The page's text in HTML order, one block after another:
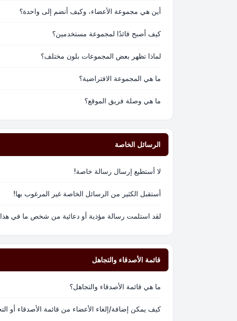
أين هي مجموعة الأعضاء، وكيف أنضم إلى واحدة؟
كيف أصبح قائدًا لمجموعة مستخدمين؟
لماذا تظهر بعض المجموعات بلون مختلف؟
ما هي المجموعة الافتراضية؟
ما هي وصلة فريق الموقع؟
الرسائل الخاصة
لا أستطيع إرسال رسالة خاصة!
أستقبل الكثير من الرسائل الخاصة غير المرغوب بها!
لقد استلمت رسالة مؤذية أو دعائية من شخص ما في هذا
قائمة الأصدقاء والتجاهل
ما هي قائمة الأصدقاء والتجاهل؟
كيف يمكن إضافة/إلغاء الأعضاء من قائمة الأصدقاء أو